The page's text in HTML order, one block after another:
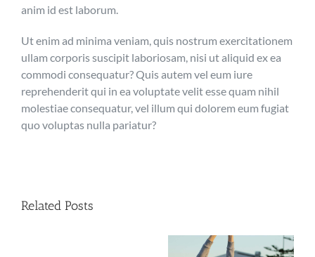
anim id est laborum.
Ut enim ad minima veniam, quis nostrum exercitationem
ullam corporis suscipit laboriosam, nisi ut aliquid ex ea
commodi consequatur? Quis autem vel eum iure
reprehenderit qui in ea voluptate velit esse quam nihil
molestiae consequatur, vel illum qui dolorem eum fugiat
quo voluptas nulla pariatur?
Related Posts